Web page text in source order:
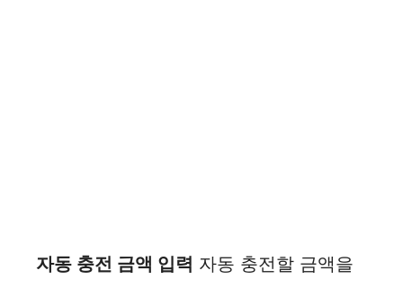
자동 충전 금액 입력 자동 충전할 금액을